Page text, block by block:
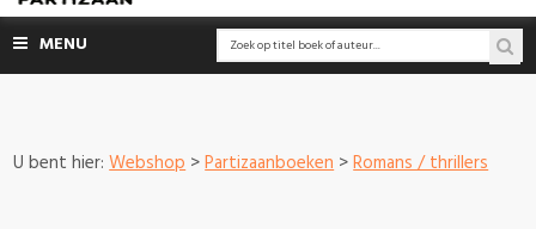
MENU
U bent hier:Webshop>Partizaanboeken>Romans / thrillers